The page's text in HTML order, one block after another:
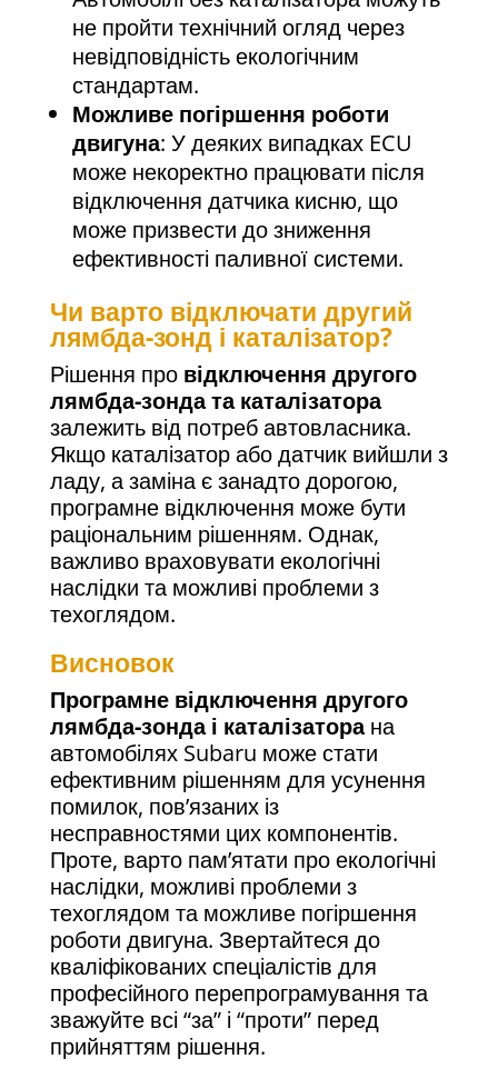
не пройти технічний огляд через
невідповідність екологічним
стандартам.
Можливе погіршення роботи
двигуна: У деяких випадках ECU
може некоректно працювати після
відключення датчика кисню, що
може призвести до зниження
ефективності паливної системи.
Чи варто відключати другий
лямбда-зонд і каталізатор?
Рішення про відключення другого
лямбда-зонда та каталізатора
залежить від потреб автовласника.
Якщо каталізатор або датчик вийшли з
ладу, а заміна є занадто дорогою,
програмне відключення може бути
раціональним рішенням. Однак,
важливо враховувати екологічні
наслідки та можливі проблеми з
техоглядом.
Висновок
Програмне відключення другого
лямбда-зонда і каталізаторана
автомобілях Subaru може стати
ефективним рішенням для усунення
помилок, пов’язаних із
несправностями цих компонентів.
Проте, варто пам’ятати про екологічні
наслідки, можливі проблеми з
техоглядом та можливе погіршення
роботи двигуна. Звертайтеся до
кваліфікованих спеціалістів для
професійного перепрограмування та
зважуйте всі “за” і “проти” перед
прийняттям рішення.